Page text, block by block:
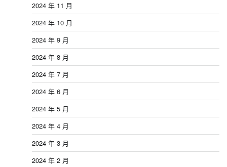
2024 年 11 月
2024 年 10 月
2024 年 9 月
2024 年 8 月
2024 年 7 月
2024 年 6 月
2024 年 5 月
2024 年 4 月
2024 年 3 月
2024 年 2 月